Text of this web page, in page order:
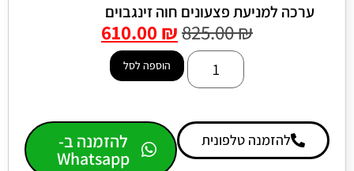
ערכה למניעת פצעונים חוה זינגבוים
825.00₪
610.00₪
הוספה לסל
להזמנה טלפונית להזמנה ב-
Whatsapp